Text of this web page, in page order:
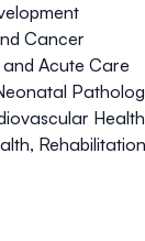
Cancer
Acute Care
Health